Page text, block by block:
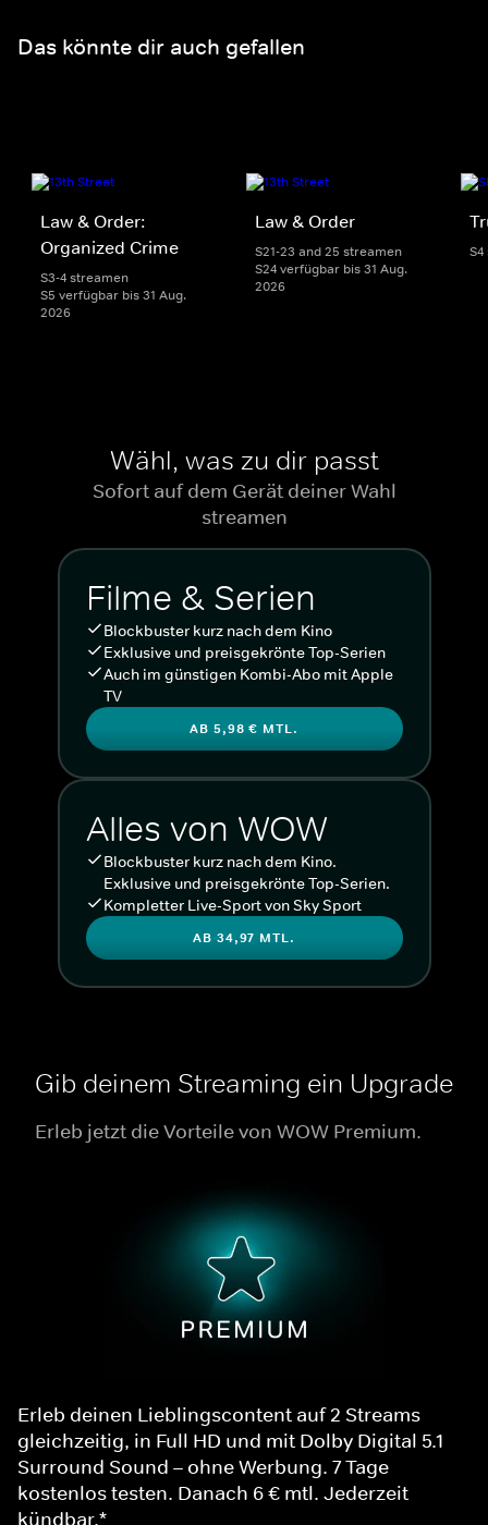
Das könnte dir auch gefallen
Law & Order:
Organized Crime
S3-4 streamen
S5 verfügbar bis 31 Aug.
2026
Law & Order
S21-23 and 25 streamen
S24 verfügbar bis 31 Aug.
2026
Wähl, was zu dir passt
Sofort auf dem Gerät deiner Wahl
streamen
Filme & Serien
Blockbuster kurz nach dem Kino
Exklusive und preisgekrönte Top-Serien
Auch im günstigen Kombi-Abo mit Apple
TV
AB 5,98 € MTL.
Alles von WOW
Blockbuster kurz nach dem Kino.
Exklusive und preisgekrönte Top-Serien.
Kompletter Live-Sport von Sky Sport
AB 34,97 MTL.
Gib deinem Streaming ein Upgrade
Erleb jetzt die Vorteile von WOW Premium.
Erleb deinen Lieblingscontent auf 2 Streams
gleichzeitig, in Full HD und mit Dolby Digital 5.1
Surround Sound – ohne Werbung. 7 Tage
kostenlos testen. Danach 6 € mtl. Jederzeit
kündbar.*